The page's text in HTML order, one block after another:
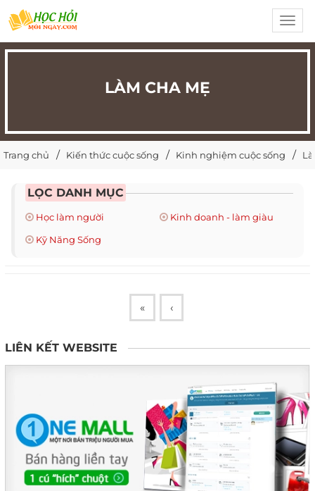
LÀM CHA MẸ
Trang chủ Kiến thức cuộc sống Kinh nghiệm cuộc sống
LỌC DANH MỤC
Học làm người
Kinh doanh - làm giàu
Kỹ Năng Sống
« ‹
LIÊN KẾT WEBSITE